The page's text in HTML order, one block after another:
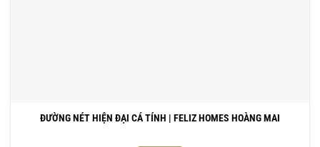
ĐƯỜNG NÉT HIỆN ĐẠI CÁ TÍNH | FELIZ HOMES HOÀNG MAI